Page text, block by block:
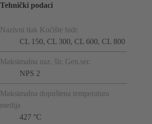
Tehnički podaci
Nazivni tlak Kućište hidr.
CL 150, CL 300, CL 600, CL 800
Maksimalna naz. šir. Gen.ser.
NPS 2
Maksimalna dopuštena temperatura
medija
427 °C